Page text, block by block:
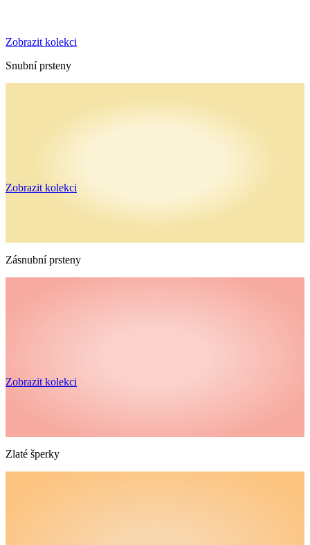
Zobrazit kolekci
Snubní prsteny
Zobrazit kolekci
Zásnubní prsteny
Zobrazit kolekci
Zlaté šperky